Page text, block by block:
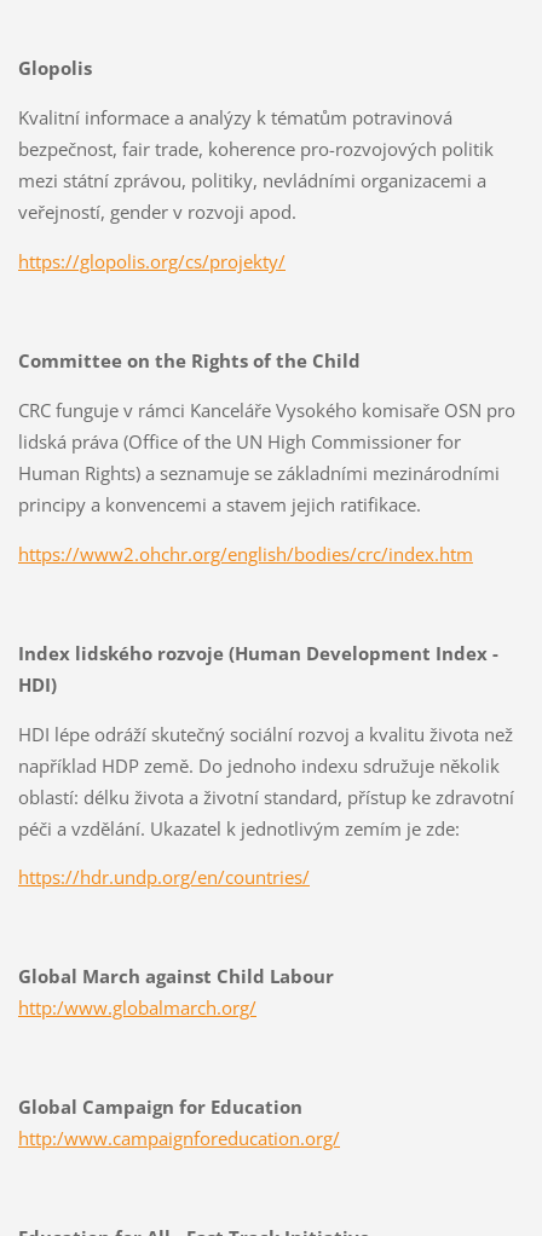
Glopolis
Kvalitní informace a analýzy k tématům potravinová
bezpečnost, fair trade, koherence pro-rozvojových politik
mezi státní zprávou, politiky, nevládními organizacemi a
veřejností, gender v rozvoji apod.
https://glopolis.org/cs/projekty/
Committee on the Rights of the Child
CRC funguje v rámci Kanceláře Vysokého komisaře OSN pro
lidská práva (Office of the UN High Commissioner for
Human Rights) a seznamuje se základními mezinárodními
principy a konvencemi a stavem jejich ratifikace.
https://www2.ohchr.org/english/bodies/crc/index.htm
Index lidského rozvoje (Human Development Index -
HDI)
HDI lépe odráží skutečný sociální rozvoj a kvalitu života než
například HDP země. Do jednoho indexu sdružuje několik
oblastí: délku života a životní standard, přístup ke zdravotní
péči a vzdělání. Ukazatel k jednotlivým zemím je zde:
https://hdr.undp.org/en/countries/
Global March against Child Labour
http:/www.globalmarch.org/
Global Campaign for Education
http:/www.campaignforeducation.org/